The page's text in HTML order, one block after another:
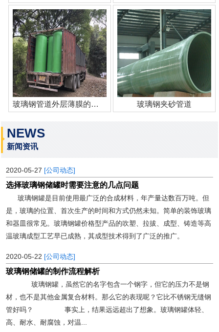
玻璃钢管道外层薄膜的作用 玻璃钢夹砂管道
NEWS
新闻资讯
2020-05-27 [公司动态]
选择玻璃钢储罐时需要注意的几点问题
玻璃钢罐是目前使用最广泛的合成材料，年产量达数百万吨。但
是，玻璃的位置、首次生产的时间和方式仍然未知。简单的装饰玻璃
和器皿很常见。玻璃钢罐价格型产品的吹塑、拉拔、成型、铸造等高
温玻璃成型工艺早已成熟，其成型技术得到了广泛的推广。
2020-05-22 [公司动态]
玻璃钢储罐的制作流程解析
玻璃钢罐，虽然它的名字包含一个钢字，但它的压力不是钢
材，也不是其他金属复合材料。那么它的表现呢？它比不锈钢无缝钢
管好吗？ 事实上，结果远远超出了想象。玻璃钢罐体轻、
高、耐水、耐腐蚀，对温...